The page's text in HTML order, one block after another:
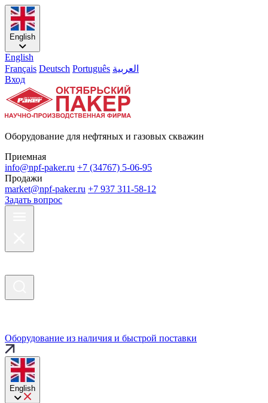
English
English
Français Deutsch Português العربية
Вход
Оборудование для нефтяных и газовых скважин
Приемная
info@npf-paker.ru +7 (34767) 5-06-95
Продажи
market@npf-paker.ru +7 937 311-58-12
Задать вопрос
Оборудование из наличия и быстрой поставки
English